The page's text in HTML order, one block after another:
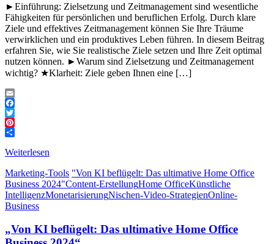
►Einführung: Zielsetzung und Zeitmanagement sind wesentliche
Fähigkeiten für persönlichen und beruflichen Erfolg. Durch klare
Ziele und effektives Zeitmanagement können Sie Ihre Träume
verwirklichen und ein produktives Leben führen. In diesem Beitrag
erfahren Sie, wie Sie realistische Ziele setzen und Ihre Zeit optimal
nutzen können. ►Warum sind Zielsetzung und Zeitmanagement
wichtig? ★Klarheit: Ziele geben Ihnen eine […]
Email
Facebook
Twitter
Pinterest
Weiterlesen
Marketing-Tools "Von KI beflügelt: Das ultimative Home Office
Business 2024"Content-ErstellungHome OfficeKünstliche
IntelligenzMonetarisierungNischen-Video-StrategienOnline-
Business
„Von KI beflügelt: Das ultimative Home Office